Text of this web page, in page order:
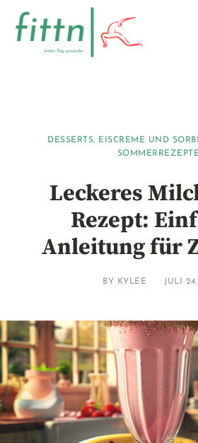
DESSERTS, EISCREME UND
SOMMERREZEPTE
Leckeres
Rezept:
Anleitung für
BY KYLEE JULI